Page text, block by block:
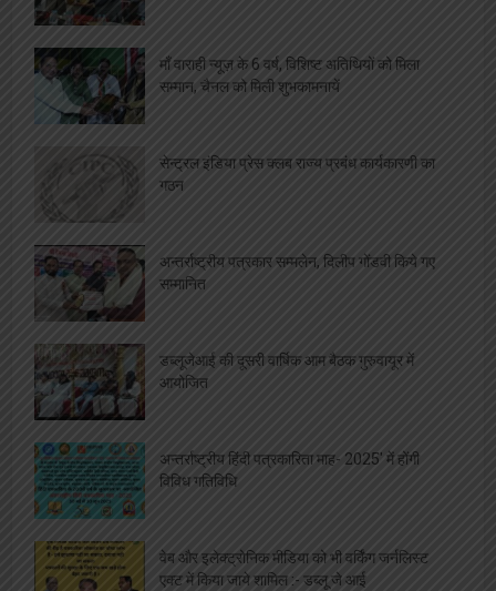
माँ वाराही न्यूज़ के 6 वर्ष, विशिष्ट अतिथियों को मिला
सम्मान, चैनल को मिली शुभकामनायें
सेन्ट्रल इंडिया प्रेस क्लब राज्य प्रबंध कार्यकारणी का
गठन
अन्तर्राष्ट्रीय पत्रकार सम्मलेन, दिलीप गोंडवी किये गए
सम्मानित
डब्लूजेआई की दूसरी वार्षिक आम बैठक गुरुवायूर में
आयोजित
अन्तर्राष्ट्रीय हिंदी पत्रकारिता माह- 2025′ में होंगी
विविध गतिविधि
वेब और इलेक्ट्रोनिक मीडिया को भी वर्किंग जर्नलिस्ट
एक्ट में किया जाये शामिल :- डब्लू जे आई